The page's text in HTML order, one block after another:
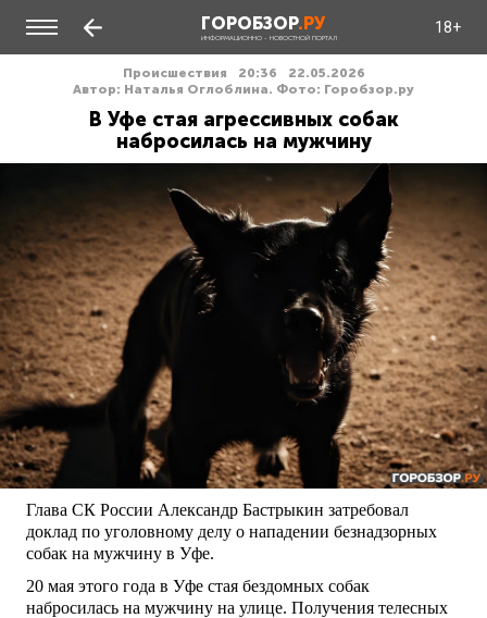
ГОРОБЗОР.РУ
ИНФОРМАЦИОННО - НОВОСТНОЙ ПОРТАЛ
18+
Происшествия 20:36
22.05.2026
Автор: Наталья Оглоблина. Фото: Горобзор.ру
В Уфе стая агрессивных собак
набросилась на мужчину
Глава СК России Александр Бастрыкин затребовал
доклад по уголовному делу о нападении безнадзорных
собак на мужчину в Уфе.
20 мая этого года в Уфе стая бездомных собак
набросилась на мужчину на улице. Получения телесных